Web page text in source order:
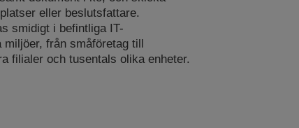
eller beslutsfattare.
smidigt i befintliga IT-
från småföretag till
filialer och tusentals olika enheter.